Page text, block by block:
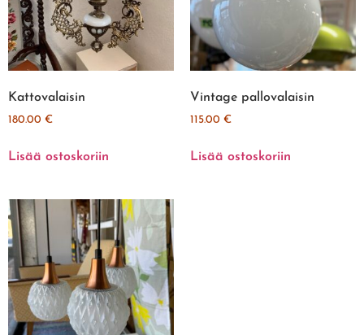
Kattovalaisin
180.00 €
Lisää ostoskoriin
Vintage pallovalaisin
115.00 €
Lisää ostoskoriin